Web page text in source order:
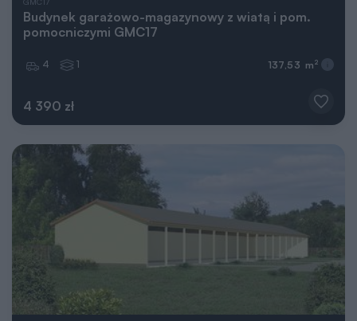
Budynek garażowo-magazynowy z wiatą i pom.
pomocniczymi GMC17
4 390 zł
4 1 137,53 m 2